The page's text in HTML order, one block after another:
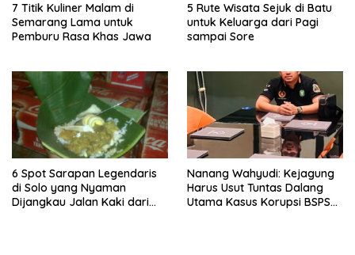
7 Titik Kuliner Malam di
Semarang Lama untuk
Pemburu Rasa Khas Jawa
5 Rute Wisata Sejuk di Batu
untuk Keluarga dari Pagi
sampai Sore
6 Spot Sarapan Legendaris
di Solo yang Nyaman
Dijangkau Jalan Kaki dari
Nanang Wahyudi: Kejagung
Harus Usut Tuntas Dalang
Utama Kasus Korupsi BSPS